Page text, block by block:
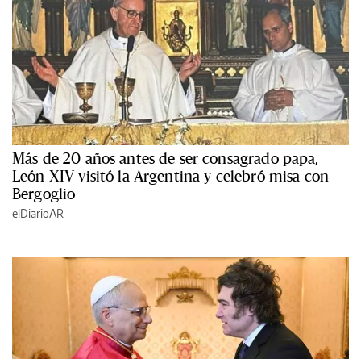
Más de 20 años antes de ser consagrado papa,
León XIV visitó la Argentina y celebró misa con
Bergoglio
elDiarioAR